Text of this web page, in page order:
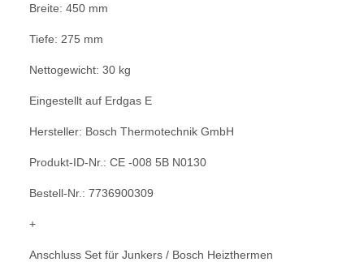
Breite: 450 mm
Tiefe: 275 mm
Nettogewicht: 30 kg
Eingestellt auf Erdgas E
Hersteller: Bosch Thermotechnik GmbH
Produkt-ID-Nr.: CE -008 5B N0130
Bestell-Nr.: 7736900309
+
Anschluss Set für Junkers / Bosch Heizthermen